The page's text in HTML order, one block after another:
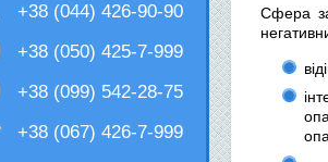
+38 (044) 426-90-90
+38 (050) 425-7-999
+38 (099) 542-28-75
+38 (067) 426-7-999
Сфера